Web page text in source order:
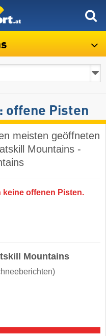
offene Pisten
meisten geöffneten
Mountains -
keine offenen Pisten.
Mountains